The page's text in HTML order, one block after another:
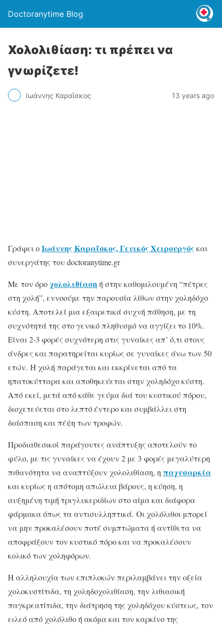
Doctoranytime Blog
Χολολιθίαση: τι πρέπει να
γνωρίζετε!
Ιωάννης Καραΐσκος 13 years ago
Γράφει οΙωάννης Καραΐσκος, Γενικός Χειρουργόςκαι
συνεργάτης του doctoranytime.gr
Με τον όροχολολιθίαση ή στην καθομιλουμένη “πέτρες
στη χολή”, εννοούμε την παρουσία λίθων στην χοληδόχο
κύστη. Αποτελεί μια εξαιρετικά συχνή πάθηση, με τη
συχνότητά της στο γενικό πληθυσμό να αγγίζει το 10%.
Είναι 2-3 φορές συχνότερη στις γυναίκες απ’ ό,τι στους
άνδρες και παρατηρείται κυρίως σε γυναίκες άνω των 50
ετών. Η χολή παράγεται και εκκρίνεται από τα
ηπατοκύτταρα και αποθηκεύεται στην χοληδόχο κύστη.
Από εκεί, μετά από κάθε γεύμα διά του κυστικού πόρου,
διοχετεύεται στο λεπτό έντερο και συμβάλλει στη
διάσπαση και πέψη των τροφών.
Προδιαθεσικοί παράγοντες ανάπτυξης αποτελούν το
φύλο, με τις γυναίκες να έχουν 2 με 3 φορές μεγαλύτερη
πιθανότητα να αναπτύξουν χολολιθίαση, η παχυσαρκία
και κυρίως η απότομη απώλεια βάρους, η κύηση, η
αυξημένη τιμή τριγλυκεριδίων στο αίμα και διάφορα
φάρμακα όπως τα αντισυλληπτικά. Οι χολόλιθοι μπορεί
να μην προκαλέσουν ποτέ συμπτώματα ή αντίθετα να
αποφράξουν τον κυστικό πόρο και να προκαλέσουν
κολικό των χοληφόρων.
Η αλληλουχία των επιπλοκών περιλαμβάνει την οξεία
χολοκυστίτιδα, τη χοληδοχολιθίαση, την λιθιασική
παγκρεατίτιδα, την διάτρηση της χοληδόχου κύστεως, τον
ειλεό από χολόλιθο ή ακόμα και τον καρκίνο της